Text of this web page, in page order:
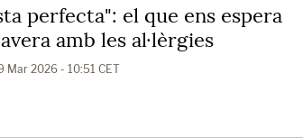
perfecta": el que ens espera
amb les al·lèrgies
Mar 2026 - 10:51 CET